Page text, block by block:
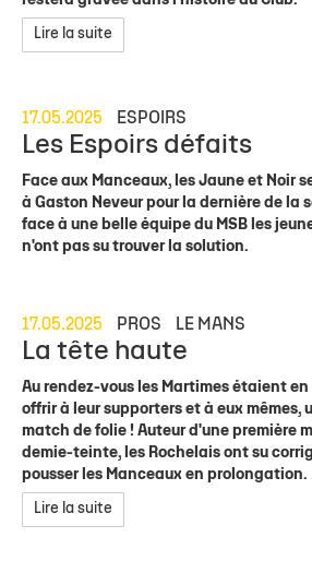
Lire la suite
17.05.2025 ESPOIRS
Les Espoirs défaits
Face aux Manceaux, les Jaune et Noir
à Gaston Neveur pour la dernière de la
face à une belle équipe du MSB les
n'ont pas su trouver la solution.
17.05.2025 PROS LE MANS
La tête haute
Au rendez-vous les Martimes étaient en
offrir à leur supporters et à eux mêmes,
match de folie ! Auteur d'une première
demie-teinte, les Rochelais ont su
pousser les Manceaux en prolongation.
Lire la suite